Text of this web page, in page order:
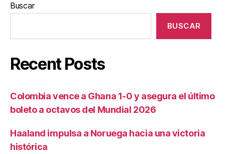
Buscar
BUSCAR
Recent Posts
Colombia vence a Ghana 1-0 y asegura el último
boleto a octavos del Mundial 2026
Haaland impulsa a Noruega hacia una victoria
histórica